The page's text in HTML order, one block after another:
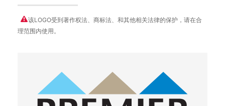
该LOGO受到著作权法、商标法、和其他相关法律的保护，请在合
理范围内使用。